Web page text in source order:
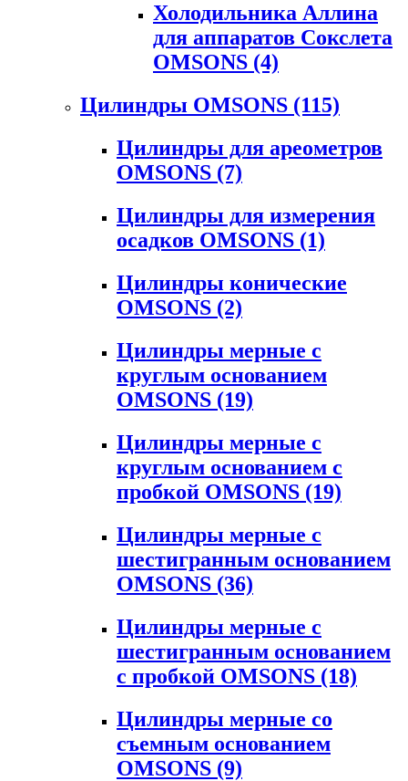
Холодильника Аллина
для аппаратов Сокслета
OMSONS (4)
Цилиндры OMSONS (115)
Цилиндры для ареометров
OMSONS (7)
Цилиндры для измерения
осадков OMSONS (1)
Цилиндры конические
OMSONS (2)
Цилиндры мерные с
круглым основанием
OMSONS (19)
Цилиндры мерные с
круглым основанием с
пробкой OMSONS (19)
Цилиндры мерные с
шестигранным основанием
OMSONS (36)
Цилиндры мерные с
шестигранным основанием
с пробкой OMSONS (18)
Цилиндры мерные со
съемным основанием
OMSONS (9)